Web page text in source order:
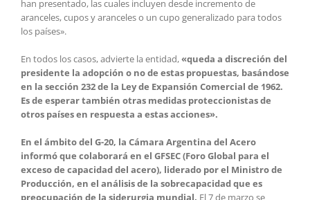
han presentado, las cuales incluyen desde incremento de
aranceles, cupos y aranceles o un cupo generalizado para todos
los países».
En todos los casos, advierte la entidad,«queda a discreción del
presidente la adopción o no de estas propuestas, basándose
en la sección 232 de la Ley de Expansión Comercial de 1962.
Es de esperar también otras medidas proteccionistas de
otros países en respuesta a estas acciones».
En el ámbito del G-20, la Cámara Argentina del Acero
informó que colaborará en el GFSEC (Foro Global para el
exceso de capacidad del acero), liderado por el Ministro de
Producción, en el análisis de la sobrecapacidad que es
preocupación de la siderurgia mundial. El 7 de marzo se